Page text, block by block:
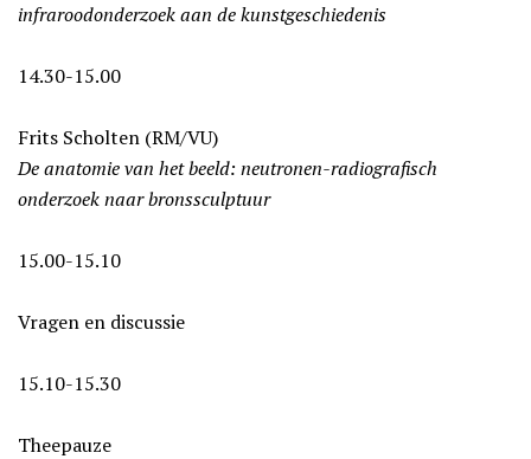
infraroodonderzoek aan de kunstgeschiedenis
14.30-15.00
Frits Scholten (RM/VU)
De anatomie van het beeld: neutronen-radiografisch
onderzoek naar bronssculptuur
15.00-15.10
Vragen en discussie
15.10-15.30
Theepauze